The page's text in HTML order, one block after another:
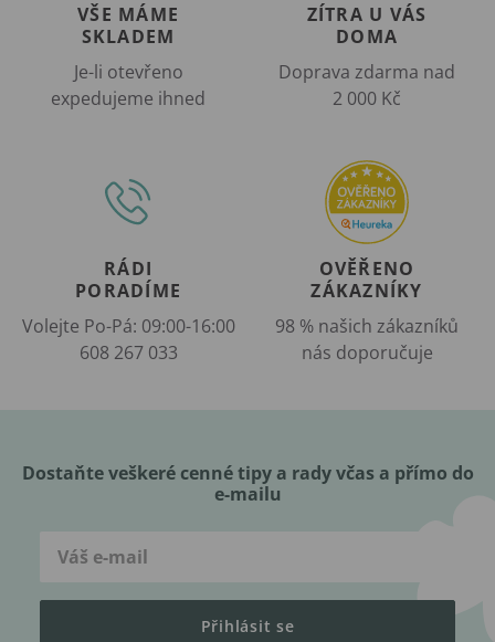
VŠE MÁME
SKLADEM
Je-li otevřeno
expedujeme ihned
ZÍTRA U VÁS
DOMA
Doprava zdarma nad
2 000 Kč
RÁDI
PORADÍME
Volejte Po-Pá: 09:00-16:00
608 267 033
OVĚŘENO
ZÁKAZNÍKY
98 % našich zákazníků
nás doporučuje
Dostaňte veškeré cenné tipy a rady včas a přímo do
e-mailu
Přihlásit se